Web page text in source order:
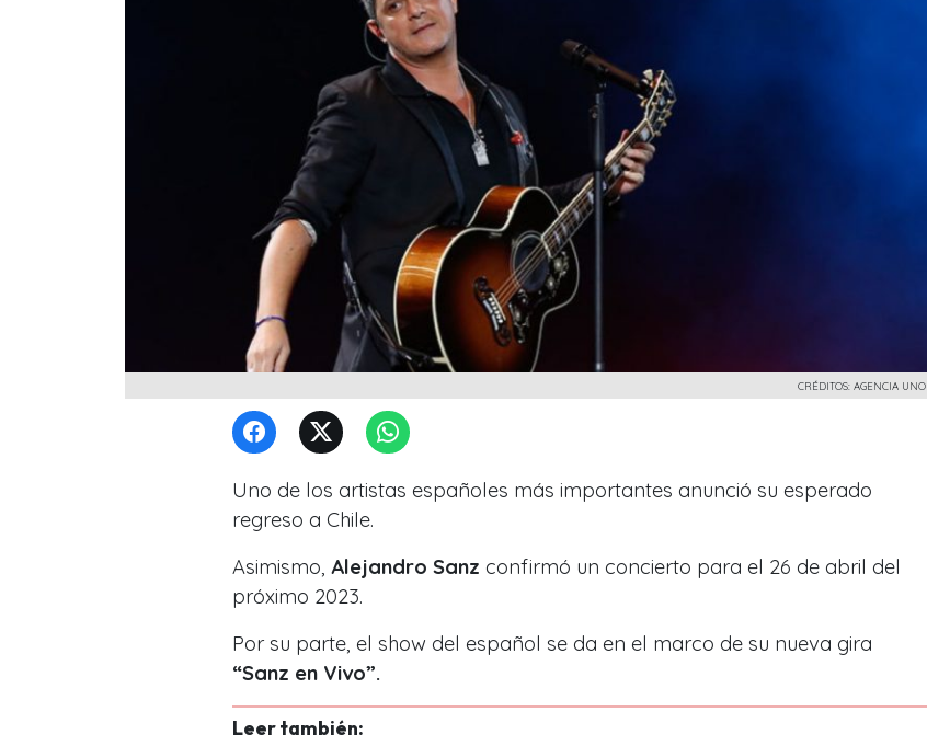
CRÉDITOS: AGENCIA UNO
Uno de los artistas españoles más importantes anunció su esperado
regreso a Chile.
Asimismo, Alejandro Sanz confirmó un concierto para el 26 de abril del
próximo 2023.
Por su parte, el show del español se da en el marco de su nueva gira
“Sanz en Vivo”.
Leer también: